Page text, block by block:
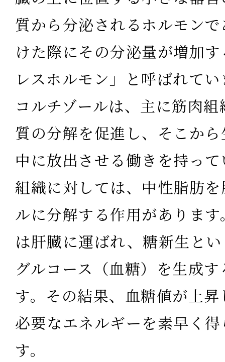
質から分泌されるホルモン
けた際にその分泌量が増加
レスホルモン」と呼ばれて
コルチゾールは、主に筋肉
質の分解を促進し、そこか
中に放出させる働き を持っ
組織に対しては、中性脂肪
ルに分解する作用がありま
は肝臓に運ばれ、糖新生と
グルコース（血糖）を生成
す。その結果、血糖値が上
必要なエネルギーを素早く
す。